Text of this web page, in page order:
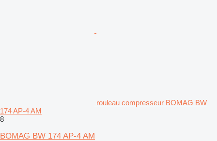
rouleau compresseur BOMAG BW
174 AP-4 AM
8
BOMAG BW 174 AP-4 AM